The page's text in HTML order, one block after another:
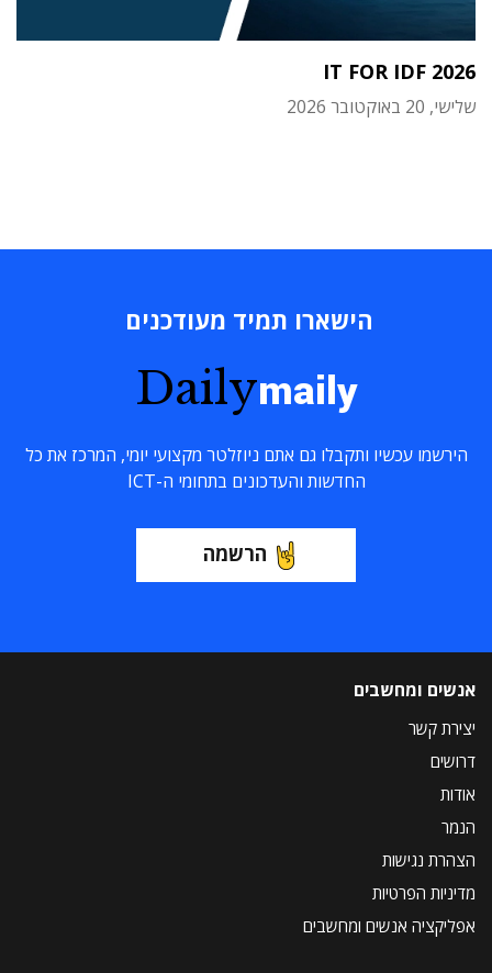
IT FOR IDF 2026
שלישי, 20 באוקטובר 2026
הישארו תמיד מעודכנים
Dailymaily
הירשמו עכשיו ותקבלו גם אתם ניוזלטר מקצועי יומי, המרכז את כל
החדשות והעדכונים בתחומי ה-ICT
הרשמה
אנשים ומחשבים
יצירת קשר
דרושים
אודות
הנמר
הצהרת נגישות
מדיניות הפרטיות
אפליקציה אנשים ומחשבים